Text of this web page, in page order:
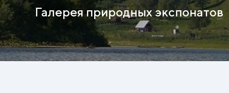
Галерея природных экспонатов